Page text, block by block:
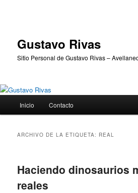
Gustavo Rivas
Sitio Personal de Gustavo Rivas –
principal
Inicio Contacto
ARCHIVO DE LA ETIQUETA: REAL
Haciendo dinosaurios
reales